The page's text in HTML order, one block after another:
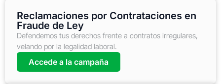
Reclamaciones por Contrataciones en
Fraude de Ley
Defendemos tus derechos frente a contratos irregulares,
velando por la legalidad laboral.
Accede a la campaña